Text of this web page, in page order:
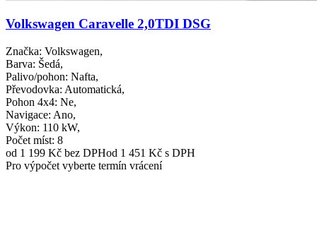
Volkswagen Caravelle 2,0TDI DSG
Značka: Volkswagen,
Barva: Šedá,
Palivo/pohon: Nafta,
Převodovka: Automatická,
Pohon 4x4: Ne,
Navigace: Ano,
Výkon: 110 kW,
Počet míst: 8
od 1 199 Kč bez DPHod 1 451 Kč s DPH
Pro výpočet vyberte termín vrácení